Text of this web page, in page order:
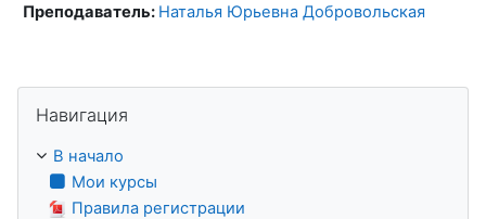
Преподаватель: Наталья Юрьевна Добровольская
Навигация
В начало
Мои курсы
Правила регистрации